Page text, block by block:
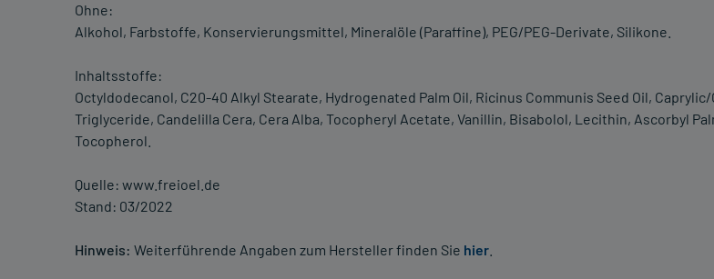
Ohne:
Alkohol, Farbstoffe, Konservierungsmittel, Mineralöle (Paraffine), PEG/PEG-Derivate, Silikone.
Inhaltsstoffe:
Octyldodecanol, C20-40 Alkyl Stearate, Hydrogenated Palm Oil, Ricinus Communis Seed Oil,
Triglyceride, Candelilla Cera, Cera Alba, Tocopheryl Acetate, Vanillin, Bisabolol, Lecithin, Ascorbyl
Tocopherol.
Quelle: www.freioel.de
Stand: 03/2022
Hinweis: Weiterführende Angaben zum Hersteller finden Sie hier